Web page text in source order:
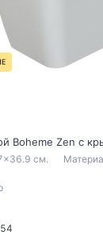
Boheme Zen с
см.